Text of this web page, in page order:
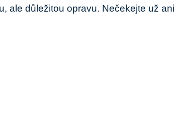
ale důležitou opravu. Nečekejte už ani